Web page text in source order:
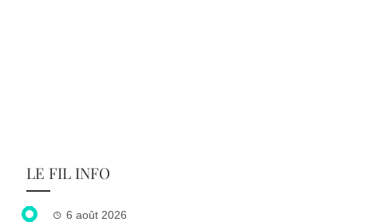
LE FIL INFO
6 août 2026